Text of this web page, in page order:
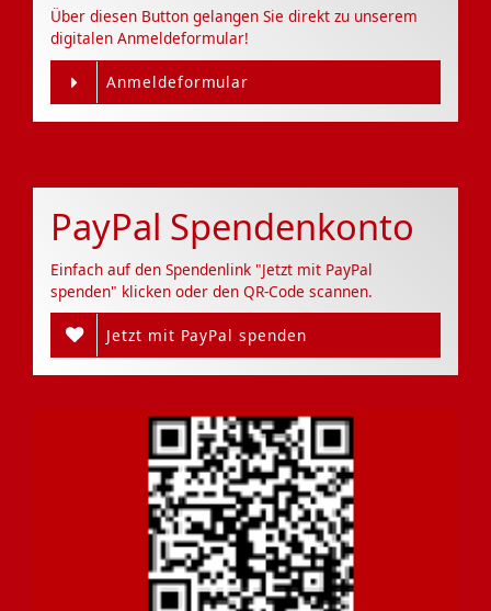
Über diesen Button gelangen Sie direkt zu unserem
digitalen Anmeldeformular!
Anmeldeformular
PayPal Spendenkonto
Einfach auf den Spendenlink "Jetzt mit PayPal
spenden" klicken oder den QR-Code scannen.
Jetzt mit PayPal spenden